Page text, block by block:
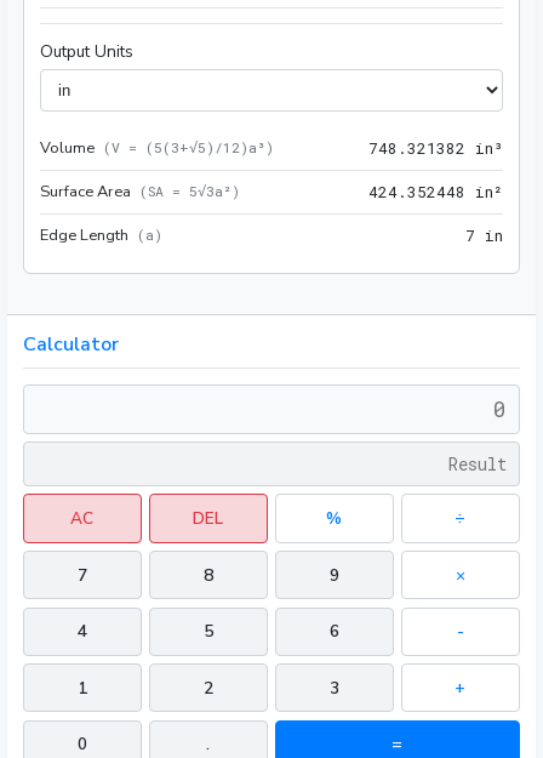
Output Units
Volume (V = (5(3+√5)/12)a³ ) 748 .321382 in³
Surface Area ( SA = 5√3a² ) 424.352448 in²
Edge Length ( a ) 7 in
Calculator
AC DEL % ÷
7 8 9 ×
4 5 6 -
1 2 3 +
0 . =